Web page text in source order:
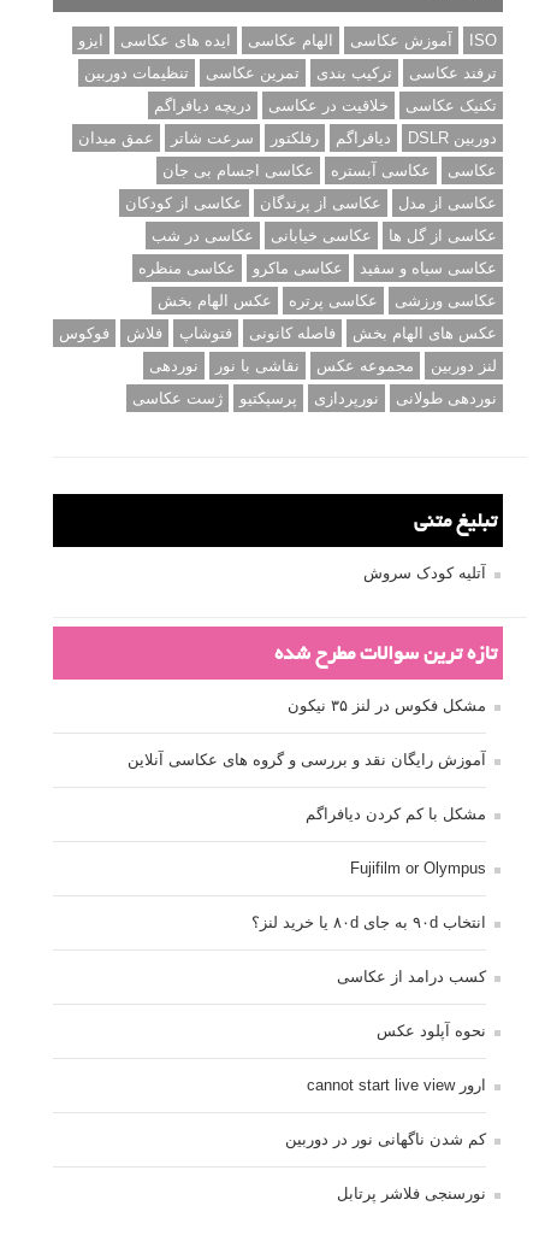
ISO آموزش عکاسی الهام عکاسی ایده های عکاسی
ایزو
ترفند عکاسی
ترکیب بندی تمرین عکاسی
تنظیمات دوربین
تکنیک عکاسی
خلاقیت در عکاسی
دریچه دیافراگم
دوربین DSLR
دیافراگم رفلکتور سرعت شاتر
عمق میدان
عکاسی
عکاسی آبستره
عکاسی اجسام بی جان
عکاسی از مدل
عکاسی از پرندگان
عکاسی از کودکان
عکاسی از گل ها
عکاسی خیابانی
عکاسی در شب
عکاسی سیاه و سفید
عکاسی ماکرو
عکاسی منظره
عکاسی ورزشی
عکاسی پرتره
عکس الهام بخش
عکس های الهام بخش
فاصله کانونی فتوشاپ فلاش
فوکوس
لنز دوربین
مجموعه عکس نقاشی با نور
نوردهی
نوردهی طولانی
نورپردازی پرسپکتیو ژست عکاسی
تبلیغ متنی
آتلیه کودک سروش
تازه ترین سوالات مطرح شده
مشکل فکوس در لنز ۳۵ نیکون
آموزش رایگان نقد و بررسی و گروه های عکاسی آنلاین
مشکل با کم کردن دیافراگم
Fujifilm or Olympus
انتخاب ۹۰d به جای ۸۰d یا خرید لنز؟
کسب درامد از عکاسی
نحوه آپلود عکس
ارور cannot start live view
کم شدن ناگهانی نور در دوربین
نورسنجی فلاشر پرتابل